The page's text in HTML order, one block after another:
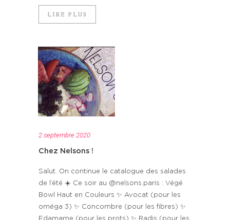
LIRE PLUS
2 septembre 2020
Chez Nelsons !
Salut. On continue le catalogue des salades
de l’été ☀️ Ce soir au @nelsons.paris : Végé
Bowl Haut en Couleurs ✨ Avocat (pour les
oméga 3) ✨ Concombre (pour les fibres) ✨
Edamame (pour les prots) ✨ Radis (pour les